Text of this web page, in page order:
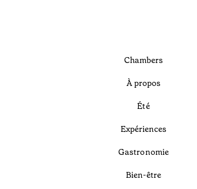
Chambers
À propos
Été
Expériences
Gastronomie
Bien-être